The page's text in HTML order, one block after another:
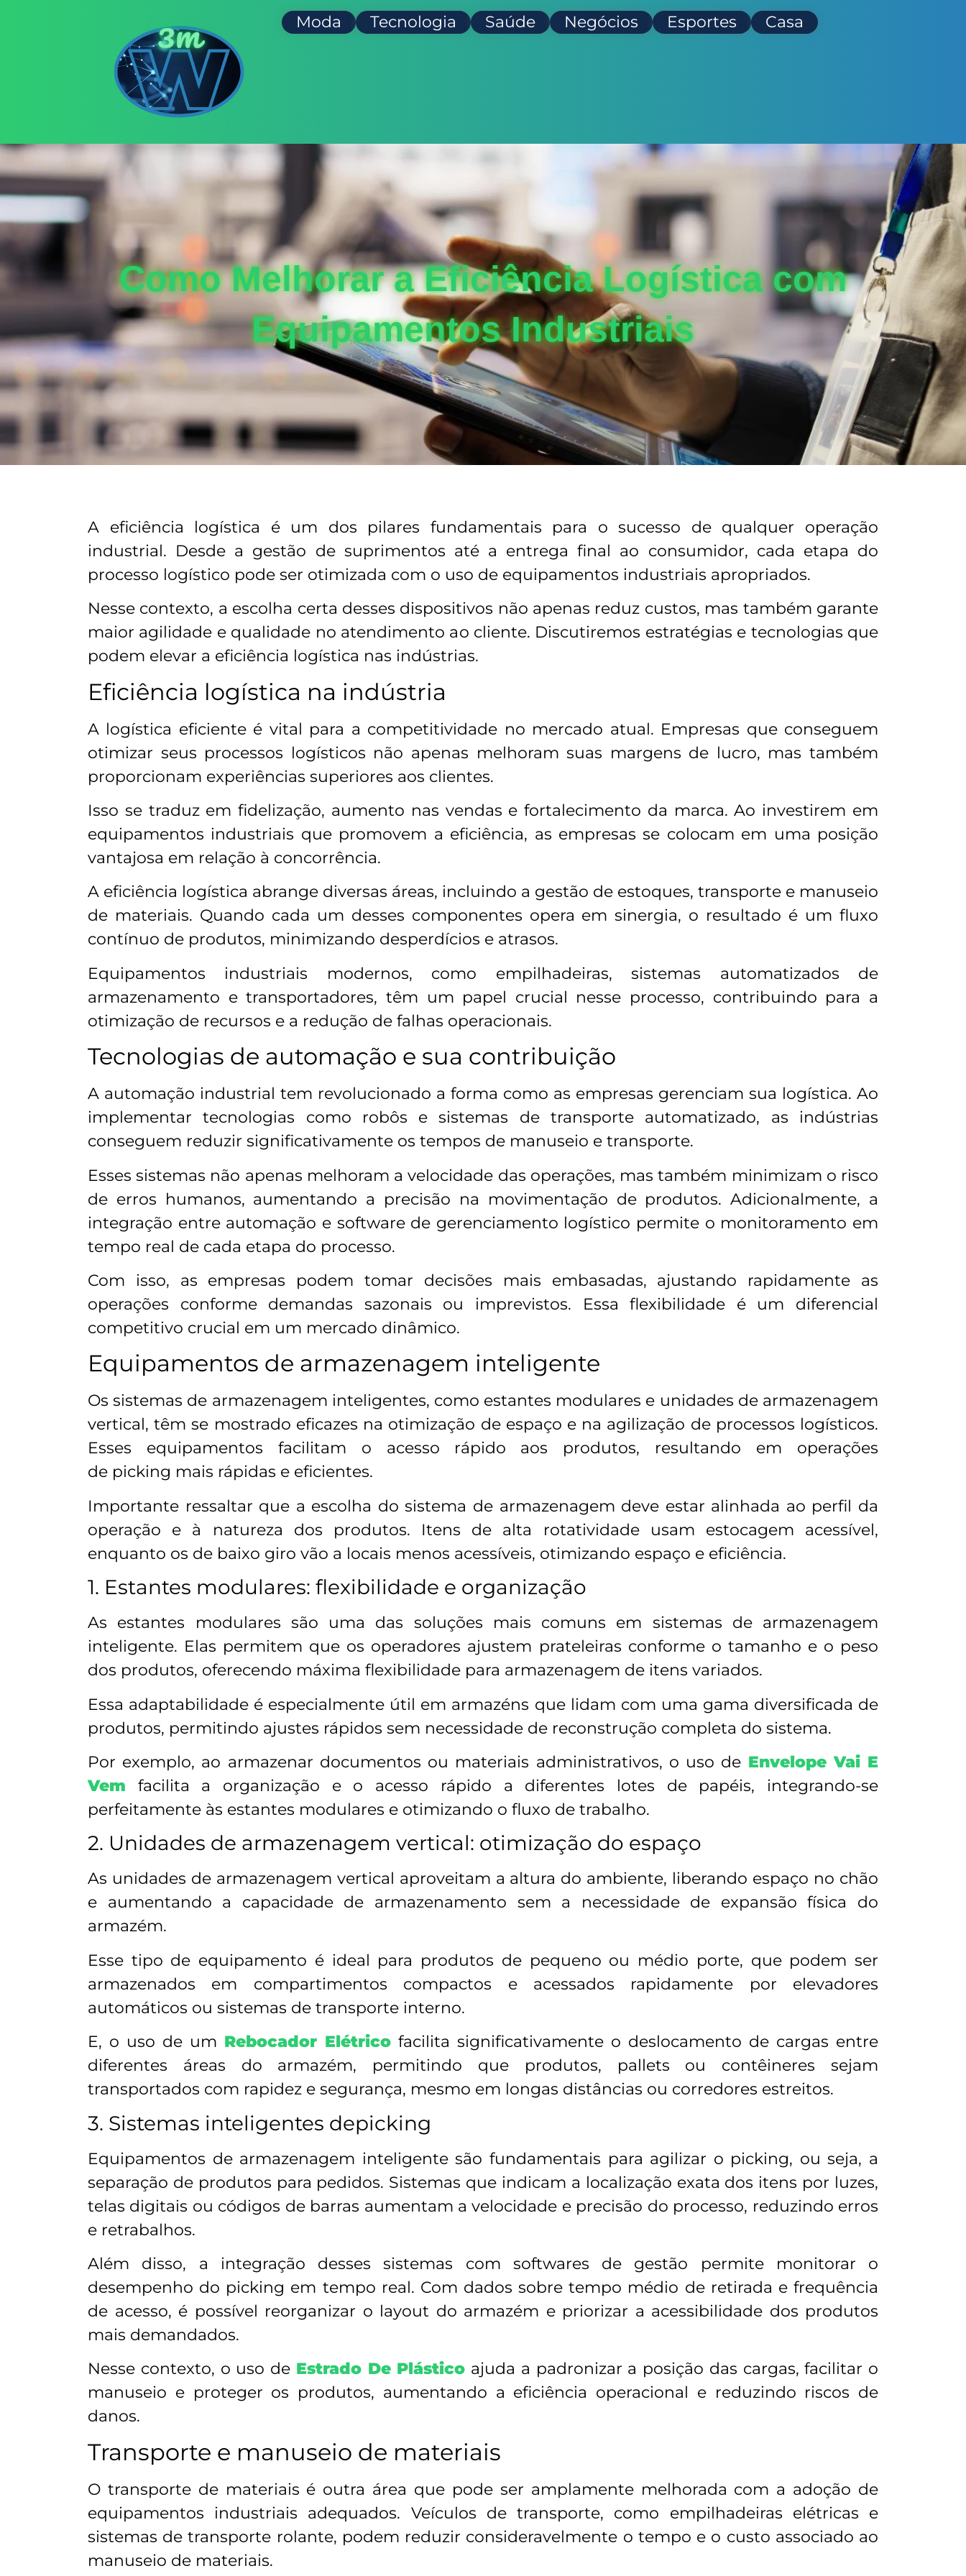
Moda Tecnologia Saúde Negócios Esportes Casa
Como Melhorar a Eficiência Logística com
Equipamentos Industriais
A eficiência logística é um dos pilares fundamentais para o sucesso de qualquer operação
industrial. Desde a gestão de suprimentos até a entrega final ao consumidor, cada etapa do
processo logístico pode ser otimizada com o uso de equipamentos industriais apropriados.
Nesse contexto, a escolha certa desses dispositivos não apenas reduz custos, mas também garante
maior agilidade e qualidade no atendimento ao cliente. Discutiremos estratégias e tecnologias que
podem elevar a eficiência logística nas indústrias.
Eficiência logística na indústria
A logística eficiente é vital para a competitividade no mercado atual. Empresas que conseguem
otimizar seus processos logísticos não apenas melhoram suas margens de lucro, mas também
proporcionam experiências superiores aos clientes.
Isso se traduz em fidelização, aumento nas vendas e fortalecimento da marca. Ao investirem em
equipamentos industriais que promovem a eficiência, as empresas se colocam em uma posição
vantajosa em relação à concorrência.
A eficiência logística abrange diversas áreas, incluindo a gestão de estoques, transporte e manuseio
de materiais. Quando cada um desses componentes opera em sinergia, o resultado é um fluxo
contínuo de produtos, minimizando desperdícios e atrasos.
Equipamentos industriais modernos, como empilhadeiras, sistemas automatizados de
armazenamento e transportadores, têm um papel crucial nesse processo, contribuindo para a
otimização de recursos e a redução de falhas operacionais.
Tecnologias de automação e sua contribuição
A automação industrial tem revolucionado a forma como as empresas gerenciam sua logística. Ao
implementar tecnologias como robôs e sistemas de transporte automatizado, as indústrias
conseguem reduzir significativamente os tempos de manuseio e transporte.
Esses sistemas não apenas melhoram a velocidade das operações, mas também minimizam o risco
de erros humanos, aumentando a precisão na movimentação de produtos. Adicionalmente, a
integração entre automação e software de gerenciamento logístico permite o monitoramento em
tempo real de cada etapa do processo.
Com isso, as empresas podem tomar decisões mais embasadas, ajustando rapidamente as
operações conforme demandas sazonais ou imprevistos. Essa flexibilidade é um diferencial
competitivo crucial em um mercado dinâmico.
Equipamentos de armazenagem inteligente
Os sistemas de armazenagem inteligentes, como estantes modulares e unidades de armazenagem
vertical, têm se mostrado eficazes na otimização de espaço e na agilização de processos logísticos.
Esses equipamentos facilitam o acesso rápido aos produtos, resultando em operações
de picking mais rápidas e eficientes.
Importante ressaltar que a escolha do sistema de armazenagem deve estar alinhada ao perfil da
operação e à natureza dos produtos. Itens de alta rotatividade usam estocagem acessível,
enquanto os de baixo giro vão a locais menos acessíveis, otimizando espaço e eficiência.
1. Estantes modulares: flexibilidade e organização
As estantes modulares são uma das soluções mais comuns em sistemas de armazenagem
inteligente. Elas permitem que os operadores ajustem prateleiras conforme o tamanho e o peso
dos produtos, oferecendo máxima flexibilidade para armazenagem de itens variados.
Essa adaptabilidade é especialmente útil em armazéns que lidam com uma gama diversificada de
produtos, permitindo ajustes rápidos sem necessidade de reconstrução completa do sistema.
Por exemplo, ao armazenar documentos ou materiais administrativos, o uso de Envelope Vai E
Vem facilita a organização e o acesso rápido a diferentes lotes de papéis, integrando-se
perfeitamente às estantes modulares e otimizando o fluxo de trabalho.
2. Unidades de armazenagem vertical: otimização do espaço
As unidades de armazenagem vertical aproveitam a altura do ambiente, liberando espaço no chão
e aumentando a capacidade de armazenamento sem a necessidade de expansão física do
armazém.
Esse tipo de equipamento é ideal para produtos de pequeno ou médio porte, que podem ser
armazenados em compartimentos compactos e acessados rapidamente por elevadores
automáticos ou sistemas de transporte interno.
E, o uso de um Rebocador Elétrico facilita significativamente o deslocamento de cargas entre
diferentes áreas do armazém, permitindo que produtos, pallets ou contêineres sejam
transportados com rapidez e segurança, mesmo em longas distâncias ou corredores estreitos.
3. Sistemas inteligentes depicking
Equipamentos de armazenagem inteligente são fundamentais para agilizar o picking, ou seja, a
separação de produtos para pedidos. Sistemas que indicam a localização exata dos itens por luzes,
telas digitais ou códigos de barras aumentam a velocidade e precisão do processo, reduzindo erros
e retrabalhos.
Além disso, a integração desses sistemas com softwares de gestão permite monitorar o
desempenho do picking em tempo real. Com dados sobre tempo médio de retirada e frequência
de acesso, é possível reorganizar o layout do armazém e priorizar a acessibilidade dos produtos
mais demandados.
Nesse contexto, o uso de Estrado De Plástico ajuda a padronizar a posição das cargas, facilitar o
manuseio e proteger os produtos, aumentando a eficiência operacional e reduzindo riscos de
danos.
Transporte e manuseio de materiais
O transporte de materiais é outra área que pode ser amplamente melhorada com a adoção de
equipamentos industriais adequados. Veículos de transporte, como empilhadeiras elétricas e
sistemas de transporte rolante, podem reduzir consideravelmente o tempo e o custo associado ao
manuseio de materiais.